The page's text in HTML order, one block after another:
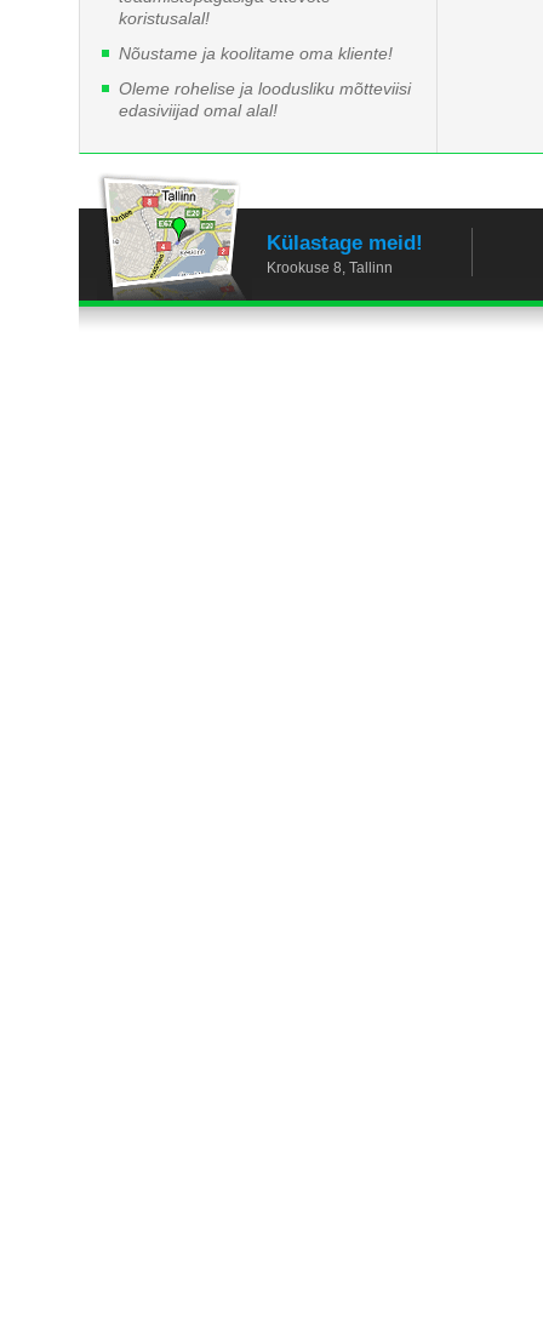
koristusalal!
Nõustame ja koolitame oma kliente!
Oleme rohelise ja loodusliku mõtteviisi
edasiviijad omal alal!
Külastage meid!
Krookuse 8, Tallinn